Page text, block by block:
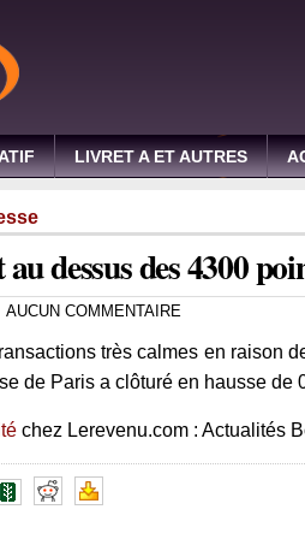
LIVRET A ET AUTRES
dessus des 4300
AUCUN COMMENTAIRE
très calmes en raison
de Paris a clôturé en hausse de
chez Lerevenu.com : Actualités